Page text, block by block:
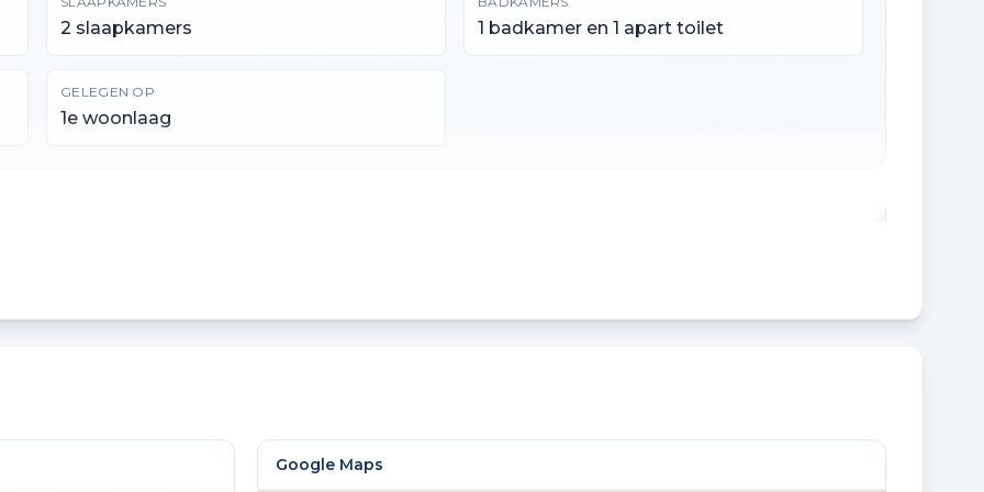
2 slaapkamers 1 badkamer en 1 apart toilet
GELEGEN OP
1e woonlaag
Google Maps